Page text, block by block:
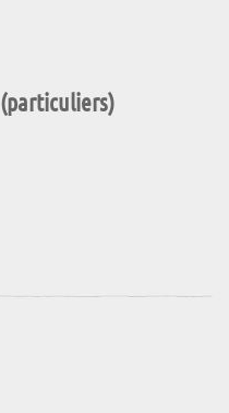
(particuliers)